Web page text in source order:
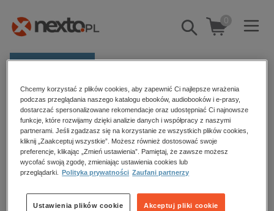
Pokaż/schowaj
wyszukiwarkę
0
Kategorie
Zobacz wszystkie E-prasa
budownictwo, aranżacja wnętrz
biznesowe, branżowe, gospodarka
dzienniki
Strona główna Danuta Descours
Danuta Descours
Sortowanie Filtrowanie
Chcemy korzystać z plików cookies, aby zapewnić Ci najlepsze wrażenia
podczas przeglądania naszego katalogu ebooków, audiobooków i e-prasy,
dostarczać spersonalizowane rekomendacje oraz udostępniać Ci najnowsze
funkcje, które rozwijamy dzięki analizie danych i współpracy z naszymi
partnerami. Jeśli zgadzasz się na korzystanie ze wszystkich plików cookies,
kliknij „Zaakceptuj wszystkie”. Możesz również dostosować swoje
preferencje, klikając „Zmień ustawienia”. Pamiętaj, że zawsze możesz
wycofać swoją zgodę, zmieniając ustawienia cookies lub
przeglądarki.
Polityka prywatności Zaufani partnerzy
Akceptuj pliki cookie
Ustawienia plików cookie